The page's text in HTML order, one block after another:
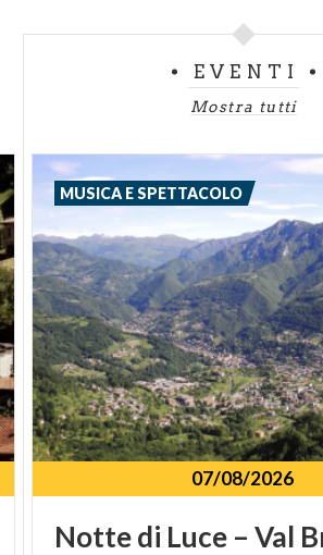
EVENTI
Mostra tutti
07/08/2026
Nottedi Luce – Val
MUSICA E SPETTACOLO